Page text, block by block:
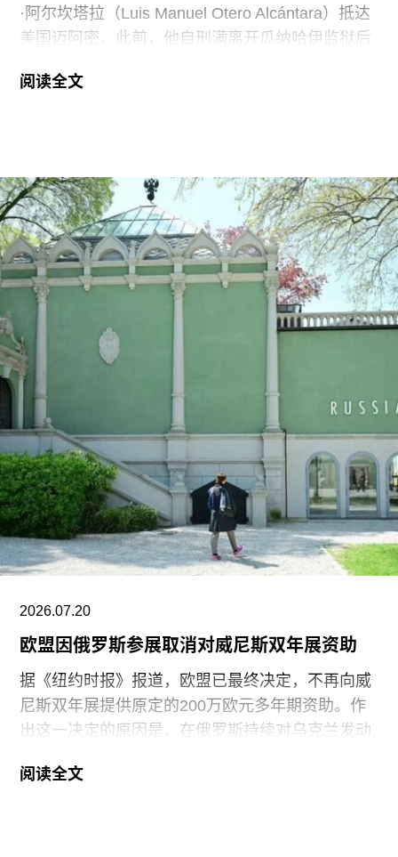
·阿尔坎塔拉（Luis Manuel Otero Alcántara）抵达
美国迈阿密。此前，他自刑满离开瓜纳哈伊监狱后
拉抵达时手中紧握着一尊从古巴带来的残破圣母玛
讯。当时，他刚刚服完因参与2021年7月古巴抗议
活动而被判处的五年刑期，仅提前数日获释。古巴
裔美国艺术家可可·福斯科（Coco Fusco）近日曾
撰文追问奥特罗·阿尔坎塔拉出狱后的下落。7月17
日，美国驻哈瓦那大使馆一名官员向《纽约时报》
透露，奥特罗·阿尔坎塔拉已获发人道主义签证，能
够进入美国，开始其被迫流亡的生活。
奥特罗·阿尔坎塔拉于2018年与一群艺术家、记者
和学者共同创立了圣伊西德罗运动（San Isidro
Movement）。该组织参与反对古巴政府、倡导民
主的社会运动。他还参与创作了抗议歌曲《祖国与
生命》（Homeland and Life），这首抗议颂歌在
2021年获两项拉丁格莱美奖，并已成为古巴反对派
的象征。
据美联社报道，古巴当局提出以强制流放为条件换
支持者们挥舞着印有“祖国与生命”字样的古巴国旗
迎接他。获释时，奥特罗·阿尔坎塔拉是古巴最受国
锁而面临日益恶化的人道主义危机。
阅读全文
2026.07.20
欧盟因俄罗斯参展取消对威尼斯双年展资助
据《纽约时报》报道，欧盟已最终决定，不再向威
尼斯双年展提供原定的200万欧元多年期资助。作
出这一决定的原因是，在俄罗斯持续对乌克兰发动
双年展。
阅读全文